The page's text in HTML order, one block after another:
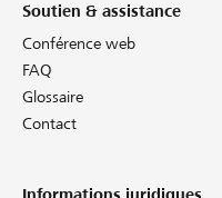
Soutien & assistance
Conférence web
FAQ
Glossaire
Contact
Informations juridiques